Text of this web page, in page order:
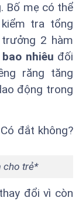
Bố mẹ có thể
tra tổng
2 hàm
nhiêu đối
răng tăng
động trong
cho trẻ*
đổi vì còn